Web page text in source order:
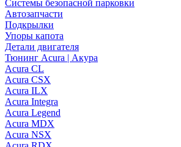
Системы безопасной парковки
Автозапчасти
Подкрылки
Упоры капота
Детали двигателя
Тюнинг Acura | Акура
Acura CL
Acura CSX
Acura ILX
Acura Integra
Acura Legend
Acura MDX
Acura NSX